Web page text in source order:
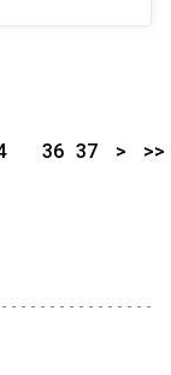
36 37 > >>